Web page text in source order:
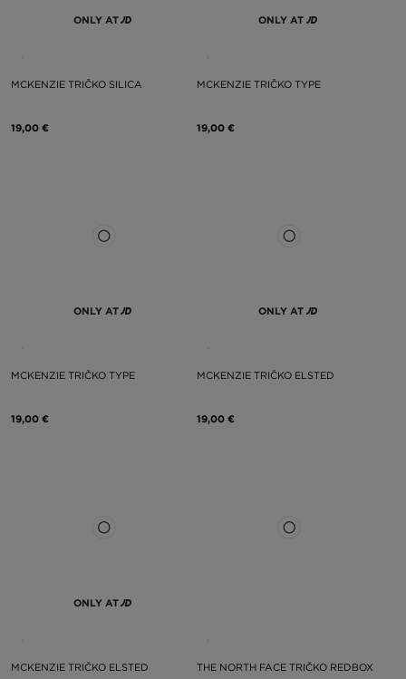
ONLY AT
MCKENZIE TRIČKO SILICA
19,00 €
ONLY AT
MCKENZIE TRIČKO TYPE
19,00 €
ONLY AT
MCKENZIE TRIČKO TYPE
19,00 €
ONLY AT
MCKENZIE TRIČKO ELSTED
19,00 €
ONLY AT
MCKENZIE TRIČKO ELSTED THE NORTH FACE TRIČKO REDBOX